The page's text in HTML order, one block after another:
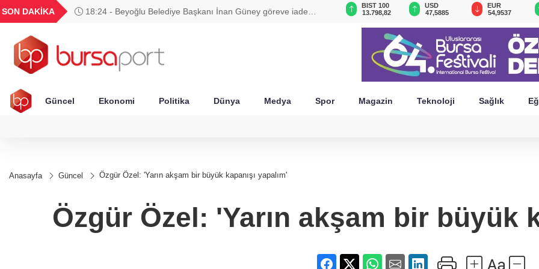
SON DAKİKA
18:24 - Beyoğlu Belediye Başkanı İnan Güney göreve iade
GEL
18,1983
16,2307
28,0626
0,0018
6.491,82
BIST 100
13.798,82
USD
47,5885
EUR
54,9537
Güncel Ekonomi Politika Dünya Medya Spor Magazin Teknoloji Sağlık
Anasayfa Güncel Özgür Özel: 'Yarın akşam bir büyük kapanışı yapalım'
Özgür Özel: 'Yarın akşam bir büyük